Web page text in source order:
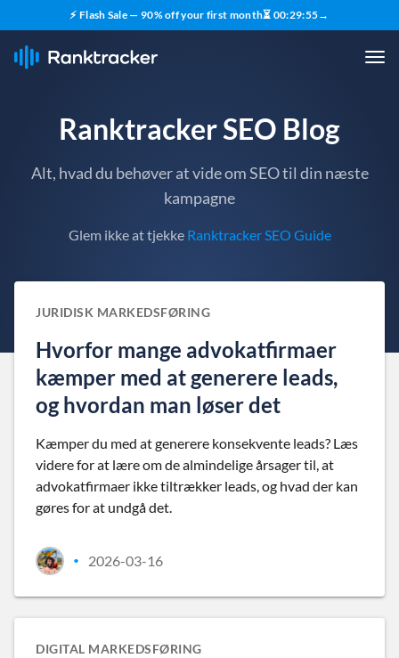
⚡ Flash Sale — 90% off your first month⏳ 00:29:54→
Ranktracker SEO Blog
Alt, hvad du behøver at vide om SEO til din næste
kampagne
Glem ikke at tjekke Ranktracker SEO Guide
JURIDISK MARKEDSFØRING
Hvorfor mange advokatfirmaer
kæmper med at generere leads,
og hvordan man løser det
Kæmper du med at generere konsekvente leads? Læs
videre for at lære om de almindelige årsager til, at
advokatfirmaer ikke tiltrækker leads, og hvad der kan
gøres for at undgå det.
• 2026-03-16
DIGITAL MARKEDSFØRING